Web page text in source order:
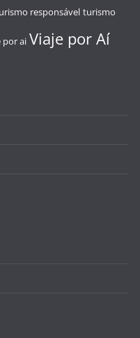
responsável turismo
por ai Viaje por Aí